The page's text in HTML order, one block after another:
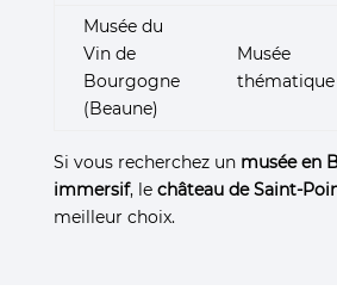
Musée du
Vin de
Bourgogne
(Beaune)
Musée
thématique
Si vous recherchez un musée en
immersif, le château de Saint-
meilleur choix.